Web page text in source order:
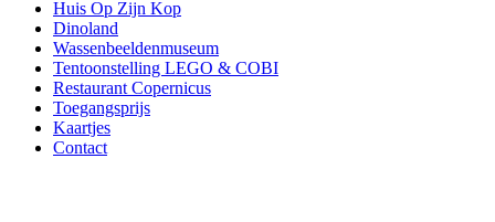
Huis Op Zijn Kop
Dinoland
Wassenbeeldenmuseum
Tentoonstelling LEGO & COBI
Restaurant Copernicus
Toegangsprijs
Kaartjes
Contact